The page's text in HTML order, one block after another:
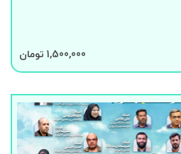
1,500,000 تومان